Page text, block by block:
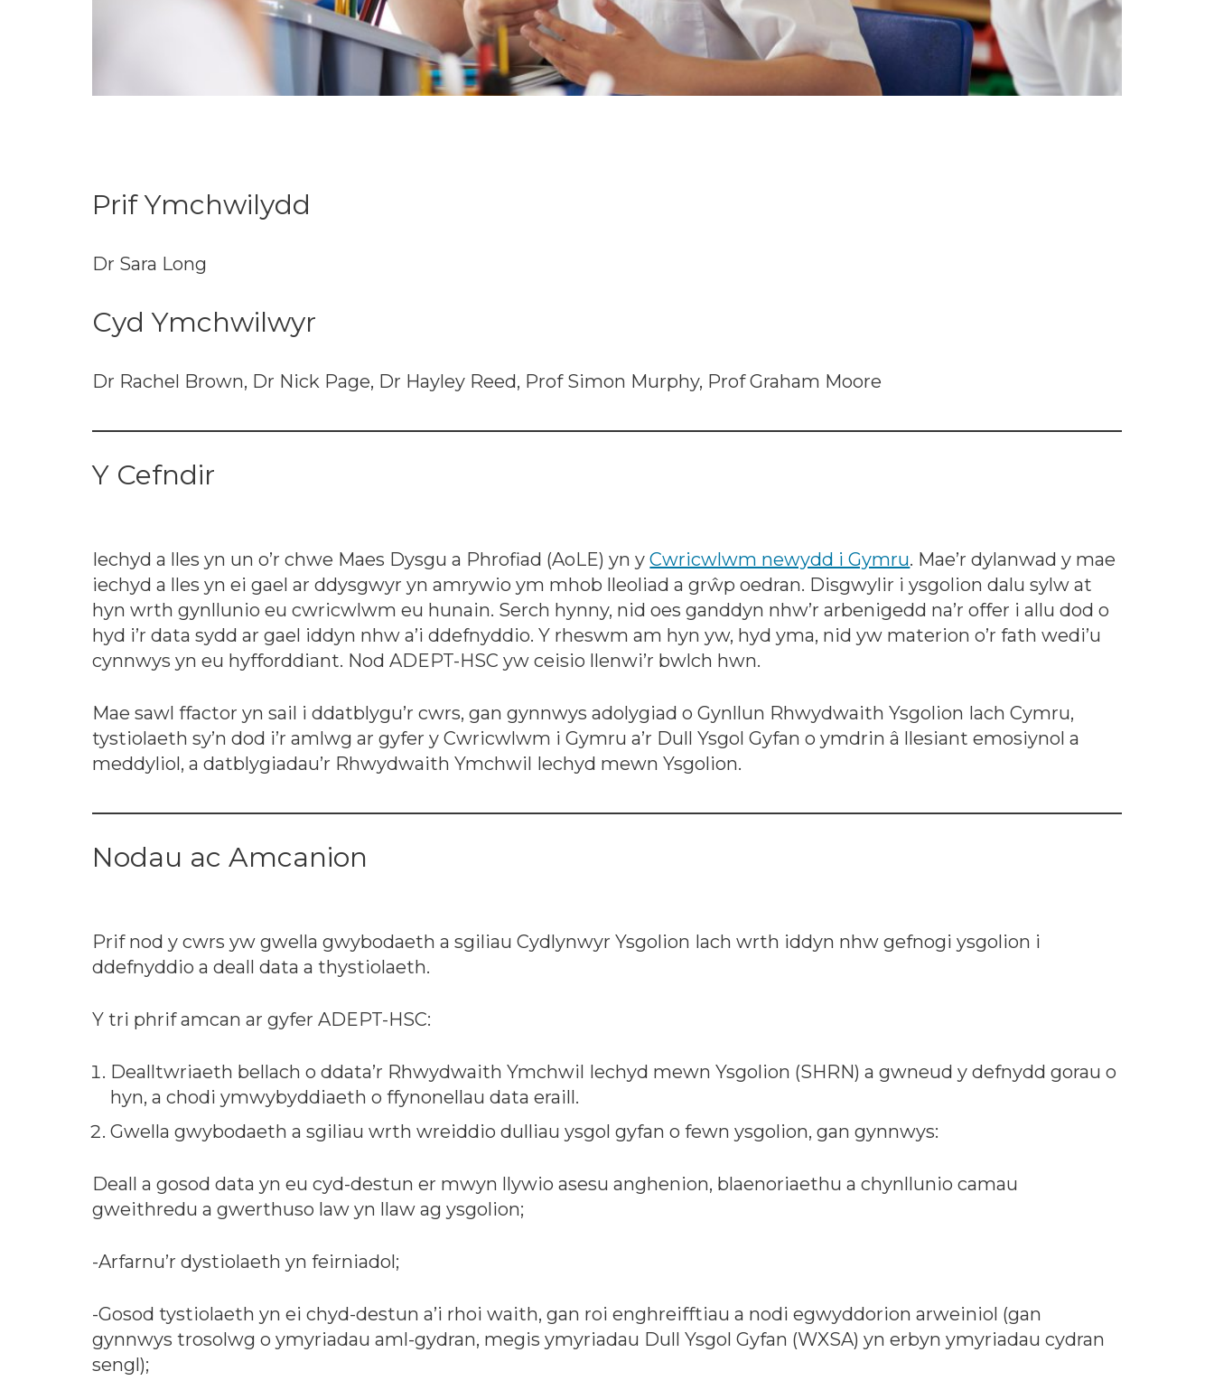
Prif Ymchwilydd
Dr Sara Long
Cyd Ymchwilwyr
Dr Rachel Brown, Dr Nick Page, Dr Hayley Reed, Prof Simon Murphy, Prof Graham Moore
Y Cefndir
Iechyd a lles yn un o’r chwe Maes Dysgu a Phrofiad (AoLE) yn yCwricwlwm newydd i Gymru. Mae’r dylanwad y mae
iechyd a lles yn ei gael ar ddysgwyr yn amrywio ym mhob lleoliad a grŵp oedran. Disgwylir i ysgolion dalu sylw at
hyn wrth gynllunio eu cwricwlwm eu hunain. Serch hynny, nid oes ganddyn nhw’r arbenigedd na’r offer i allu dod o
hyd i’r data sydd ar gael iddyn nhw a’i ddefnyddio. Y rheswm am hyn yw, hyd yma, nid yw materion o’r fath wedi’u
cynnwys yn eu hyfforddiant. Nod ADEPT-HSC yw ceisio llenwi’r bwlch hwn.
Mae sawl ffactor yn sail i ddatblygu’r cwrs, gan gynnwys adolygiad o Gynllun Rhwydwaith Ysgolion Iach Cymru,
tystiolaeth sy’n dod i’r amlwg ar gyfer y Cwricwlwm i Gymru a’r Dull Ysgol Gyfan o ymdrin â llesiant emosiynol a
meddyliol, a datblygiadau’r Rhwydwaith Ymchwil Iechyd mewn Ysgolion.
Nodau ac Amcanion
Prif nod y cwrs yw gwella gwybodaeth a sgiliau Cydlynwyr Ysgolion Iach wrth iddyn nhw gefnogi ysgolion i
ddefnyddio a deall data a thystiolaeth.
Y tri phrif amcan ar gyfer ADEPT-HSC:
Dealltwriaeth bellach o ddata’r Rhwydwaith Ymchwil Iechyd mewn Ysgolion (SHRN) a gwneud y defnydd gorau o
hyn, a chodi ymwybyddiaeth o ffynonellau data eraill.
Gwella gwybodaeth a sgiliau wrth wreiddio dulliau ysgol gyfan o fewn ysgolion, gan gynnwys:
Deall a gosod data yn eu cyd-destun er mwyn llywio asesu anghenion, blaenoriaethu a chynllunio camau
gweithredu a gwerthuso law yn llaw ag ysgolion;
-Arfarnu’r dystiolaeth yn feirniadol;
-Gosod tystiolaeth yn ei chyd-destun a’i rhoi waith, gan roi enghreifftiau a nodi egwyddorion arweiniol (gan
gynnwys trosolwg o ymyriadau aml-gydran, megis ymyriadau Dull Ysgol Gyfan (WXSA) yn erbyn ymyriadau cydran
sengl);